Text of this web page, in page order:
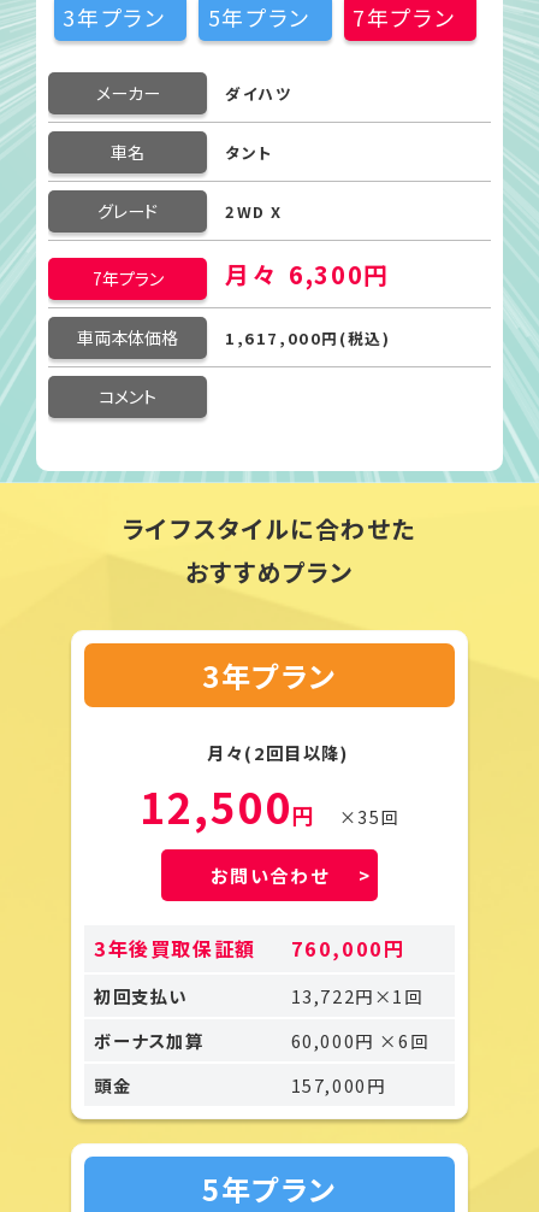
3年プラン 5年プラン 7年プラン
メーカー ダイハツ
車名 タント
グレード 2WD X
7年プラン 月々 6,300円
車両本体価格 1,617,000円(税込)
コメント
ライフスタイルに合わせた
おすすめプラン
3年プラン
月々(2回目以降)
12,500円 ×35回
お問い合わせ
3年後買取保証額 760,000円
初回支払い
13,722円×1回
ボーナス加算
60,000円 ×6回
頭金
157,000円
5年プラン